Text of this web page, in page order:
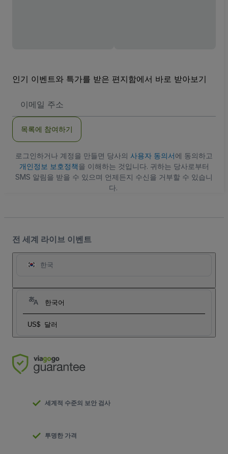
인기 이벤트와 특가를 받은 편지함에서 바로 받아보기
메
소
목록에 참여하기
로그인하거나 계정을 만들면 당사의 사용자 동의서에 동의하고
개인정보 보호정책을 이해하는 것입니다. 귀하는 당사로부터
SMS 알림을 받을 수 있으며 언제든지 수신을 거부할 수 있습니
다.
전 세계 라이브 이벤트
한국
한국어
US$ 달러
세계적 수준의 보안 검사
투명한 가격